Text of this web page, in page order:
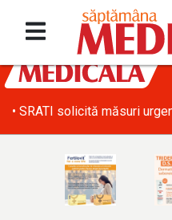
• SRATI solicită măsuri